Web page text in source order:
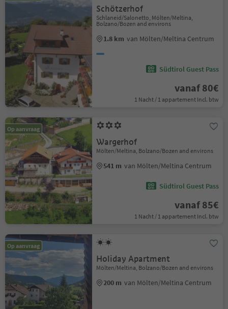
Schötzerhof
Schlaneid/Salonetto, Mölten/Meltina,
Bolzano/Bozen and environs
1.8 km van Mölten/Meltina Centrum
Südtirol Guest Pass
vanaf 80€
1 Nacht / 1 appartement Incl. btw
Op aanvraag
Wargerhof
Mölten/Meltina, Bolzano/Bozen and environs
541 m van Mölten/Meltina Centrum
Südtirol Guest Pass
vanaf 85€
1 Nacht / 1 appartement Incl. btw
Op aanvraag
Holiday Apartment
Mölten/Meltina, Bolzano/Bozen and environs
200 m van Mölten/Meltina Centrum